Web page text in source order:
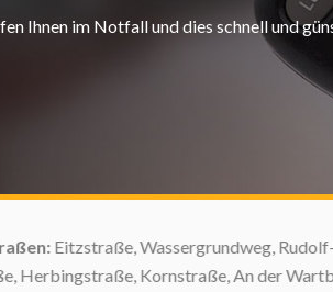
Ihnen im Notfall und dies schnell und
Eitzstraße, Wassergrundweg, Rudolf-
Kornstraße, An der